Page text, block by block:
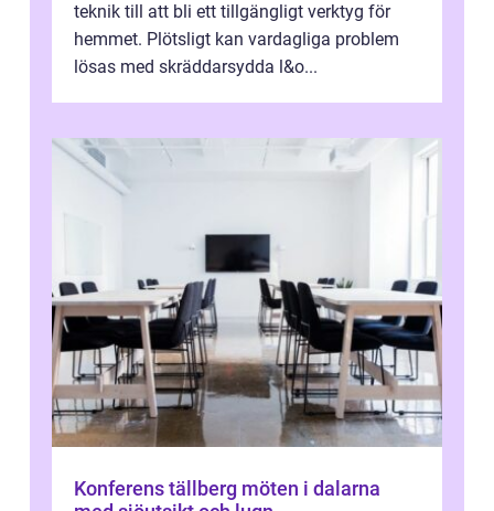
teknik till att bli ett tillgängligt verktyg för
hemmet. Plötsligt kan vardagliga problem
lösas med skräddarsydda l&o...
Konferens tällberg möten i dalarna